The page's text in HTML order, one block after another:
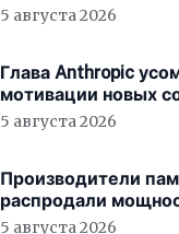
5 августа 2026
Глава Anthropic
мотивации новых
5 августа 2026
Производители
распродали
года
5 августа 2026